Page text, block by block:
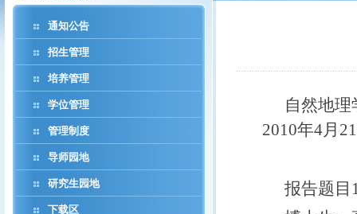
通知公告
招生管理
培养管理
学位管理
管理制度
导师园地
研究生园地
下载区
自然地
2010年4月
报告题目